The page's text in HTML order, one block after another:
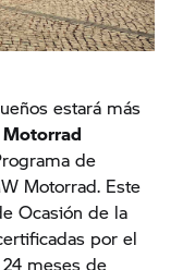
estará más
de
Motorrad. Este
Ocasión de la
por el
meses de